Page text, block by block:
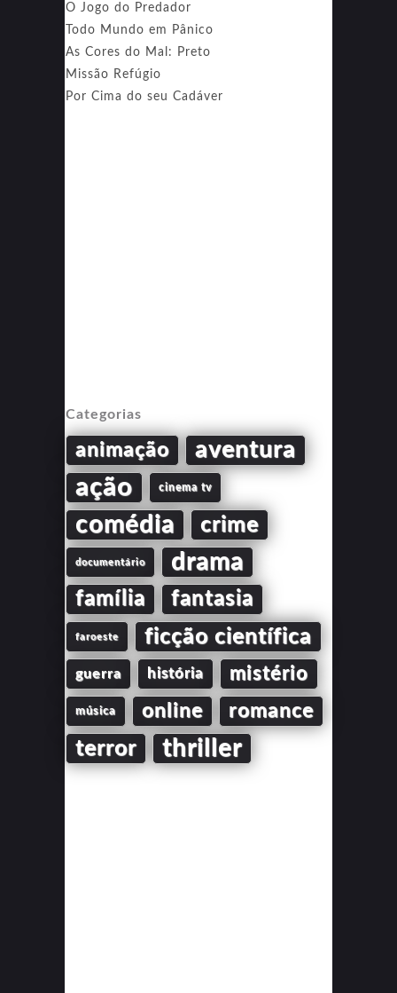
O Jogo do Predador
Todo Mundo em Pânico
As Cores do Mal: Preto
Missão Refúgio
Por Cima do seu Cadáver
Categorias
animação aventura
ação cinema tv
comédia crime
documentário drama
família fantasia
faroeste ficção científica
guerra história mistério
música online romance
terror thriller